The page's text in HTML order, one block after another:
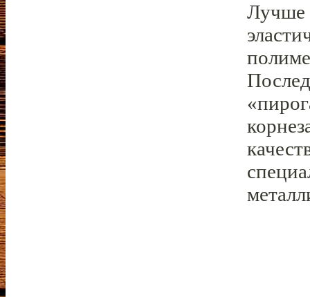
Лучше